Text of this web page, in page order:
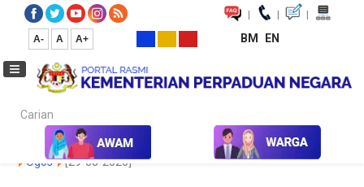
| | |
A- A A+ BM EN
Carian...
Laman Utama Media Koleksi Media Keratan Akhbar
Ogos
[29-08-2020]